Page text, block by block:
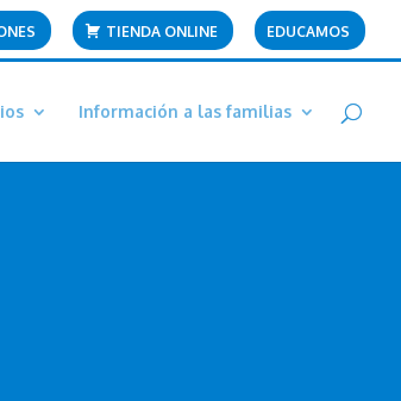
TIENDA ONLINE EDUCAMOS
Información a las familias